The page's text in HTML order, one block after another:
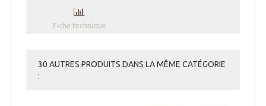
Fiche technique
30 AUTRES PRODUITS DANS LA MÊME CATÉGORIE
: